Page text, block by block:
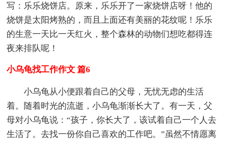
写：乐乐烧饼店。原来，乐乐开了一家烧饼店呀！他的
烧饼是太阳烤熟的，而且上面还有美丽的花纹呢！乐乐
的生意一天比一天红火，整个森林的动物们想吃都得连
夜来排队呢！
小乌龟找工作作文 篇6
小乌龟从小便跟着自己的父母，无忧无虑的生活
着。随着时光的流逝，小乌龟渐渐长大了。有一天，父
母对小乌龟说：“孩子，你长大了，该试着自己一个人去
生活了。去找一份你自己喜欢的工作吧。”虽然不情愿离